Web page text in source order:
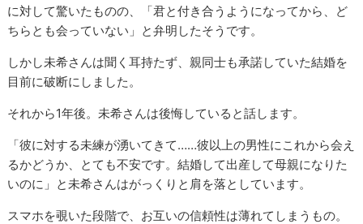
に対して驚いたものの、「君と付き合うようになってから、ど
ちらとも会っていない」と弁明したそうです。
しかし未希さんは聞く耳持たず、親同士も承諾していた結婚を
目前に破断にしました。
それから1年後。未希さんは後悔していると話します。
「彼に対する未練が湧いてきて……彼以上の男性にこれから会え
るかどうか、とても不安です。結婚して出産して母親になりた
いのに」と未希さんはがっくりと肩を落としています。
スマホを覗いた段階で、お互いの信頼性は薄れてしまうもの。